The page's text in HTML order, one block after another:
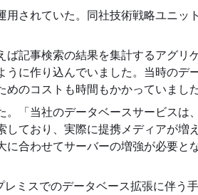
されていた。同社技術戦略ユニ
ば記事検索の結果を集計するアグ
に作り込んでいました。当時の
のコストも時間もかかっていました
「当社のデータベースサービス
ており、実際に提携メディアが
合わせてサーバーの増強が必要
ミスでのデータベース拡張に伴う